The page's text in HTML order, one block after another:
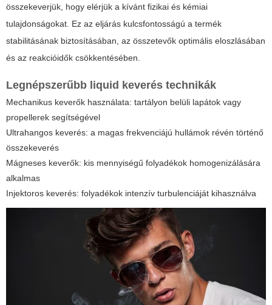
összekeverjük, hogy elérjük a kívánt fizikai és kémiai
tulajdonságokat. Ez az eljárás kulcsfontosságú a termék
stabilitásának biztosításában, az összetevők optimális eloszlásában
és az reakcióidők csökkentésében.
Legnépszerűbb liquid keverés technikák
Mechanikus keverők használata: tartályon belüli lapátok vagy
propellerek segítségével
Ultrahangos keverés: a magas frekvenciájú hullámok révén történő
összekeverés
Mágneses keverők: kis mennyiségű folyadékok homogenizálására
alkalmas
Injektoros keverés: folyadékok intenzív turbulenciáját kihasználva